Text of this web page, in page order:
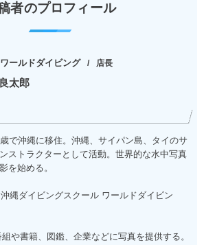
者のプロフィール
ールドダイビング 店長
太郎
で沖縄に移住。沖縄、サイパン島、タイのサ
ストラクターとして活動。世界的な水中写真
を始める。
縄ダイビングスクール ワールドダイビン
や書籍、図鑑、企業などに写真を提供する。